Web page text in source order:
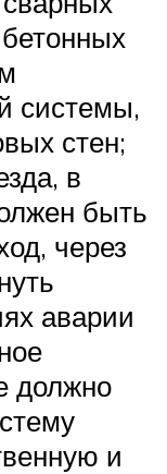
системы,
стен;
в
быть
через
аварии
должно
и